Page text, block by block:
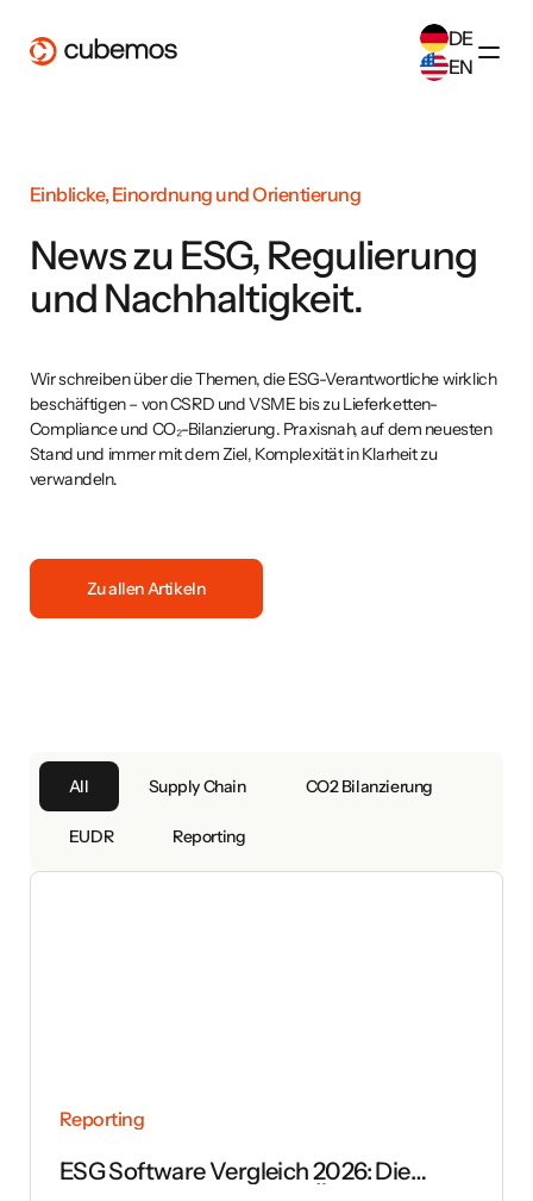
DE
EN
English(EN
Einblicke, Einordnung und Orientierung
News zu ESG, Regulierung
und Nachhaltigkeit.
Wir schreiben über die Themen, die ESG-Verantwortliche wirklich
beschäftigen – von CSRD und VSME bis zu Lieferketten-
Compliance und CO₂-Bilanzierung. Praxisnah, auf dem neuesten
Stand und immer mit dem Ziel, Komplexität in Klarheit zu
verwandeln.
Zu allen Artikeln
All Supply Chain CO2 Bilanzierung
EUDR Reporting
Reporting
ESG Software Vergleich 2026: Die